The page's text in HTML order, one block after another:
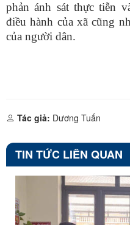
phản ánh sát thực tiễn
điều hành của xã cũng
của người dân.
Tác giả: Dương Tuấn
TIN TỨC LIÊN QUAN